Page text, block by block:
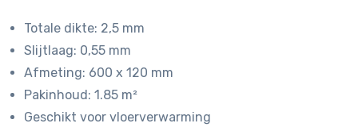
€ 48,95.€ 39,95.
Totale dikte: 2,5 mm
Slijtlaag: 0,55 mm
Afmeting: 600 x 120 mm
Pakinhoud: 1.85 m²
Geschikt voor vloerverwarming